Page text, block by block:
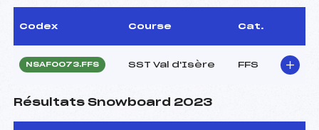
Codex Course Cat.
NSAF0073.FFS SST Val d'Isère FFS
Résultats Snowboard 2023